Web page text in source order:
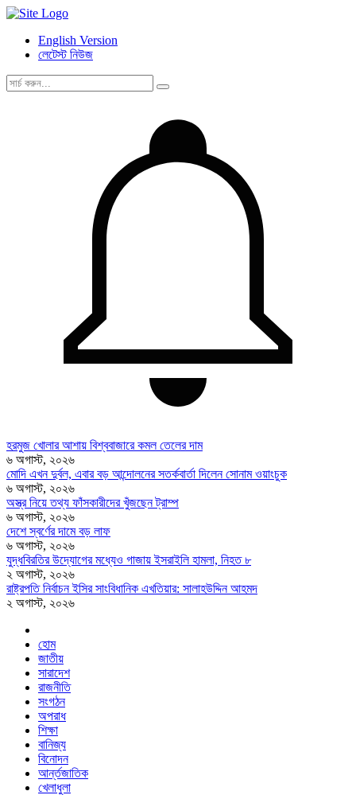
English Version
লেটেস্ট নিউজ
হরমুজ খোলার আশায় বিশ্ববাজারে কমল তেলের দাম
৬ অগাস্ট, ২০২৬
মোদি এখন দুর্বল, এবার বড় আন্দোলনের সতর্কবার্তা দিলেন সোনাম ওয়াংচুক
৬ অগাস্ট, ২০২৬
অস্ত্র নিয়ে তথ্য ফাঁসকারীদের খুঁজছেন ট্রাম্প
৬ অগাস্ট, ২০২৬
দেশে স্বর্ণের দামে বড় লাফ
৬ অগাস্ট, ২০২৬
যুদ্ধবিরতির উদ্যোগের মধ্যেও গাজায় ইসরাইলি হামলা, নিহত ৮
২ অগাস্ট, ২০২৬
রাষ্ট্রপতি নির্বাচন ইসির সাংবিধানিক এখতিয়ার: সালাহউদ্দিন আহমদ
২ অগাস্ট, ২০২৬
হোম
জাতীয়
সারাদেশ
রাজনীতি
সংগঠন
অপরাধ
শিক্ষা
বানিজ্য
বিনোদন
আর্ন্তজাতিক
খেলাধুলা